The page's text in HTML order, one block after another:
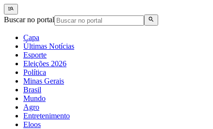
Buscar no portal
Capa
Últimas Notícias
Esporte
Eleições 2026
Política
Minas Gerais
Brasil
Mundo
Agro
Entretenimento
Eloos